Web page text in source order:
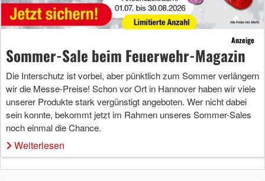
Anzeige
Sommer-Sale beim Feuerwehr-Magazin
Die Interschutz ist vorbei, aber pünktlich zum Sommer verlängern
wir die Messe-Preise! Schon vor Ort in Hannover haben wir viele
unserer Produkte stark vergünstigt angeboten. Wer nicht dabei
sein konnte, bekommt jetzt im Rahmen unseres Sommer-Sales
noch einmal die Chance.
Weiterlesen